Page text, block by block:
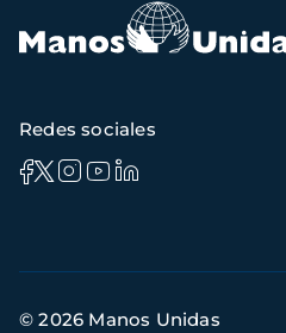
Redes sociales
de
© 2026 Manos Unidas